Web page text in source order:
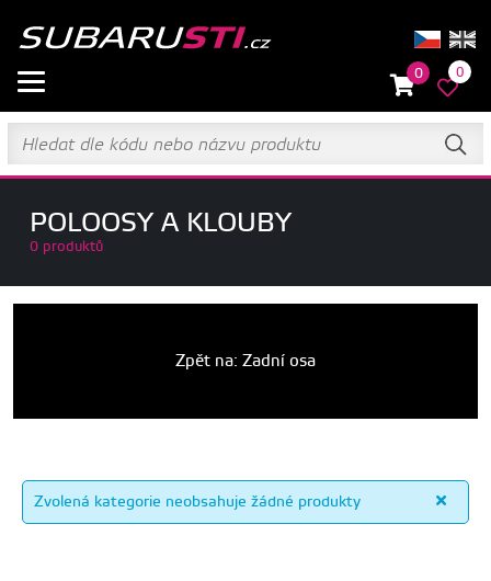
0 0
POLOOSY A KLOUBY
0 produktů
Zpět na: Zadní osa
Zvolená kategorie neobsahuje žádné produkty